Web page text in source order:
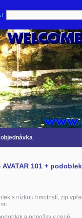
AVATAR 101 +
s nízkou hmotnstí, zip